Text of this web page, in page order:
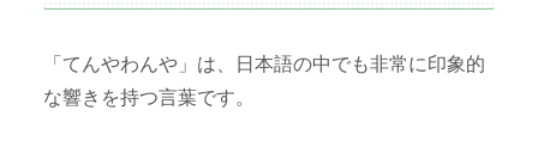
「てんやわんや」は、日本語の中でも非常に印象的
な響きを持つ言葉です。